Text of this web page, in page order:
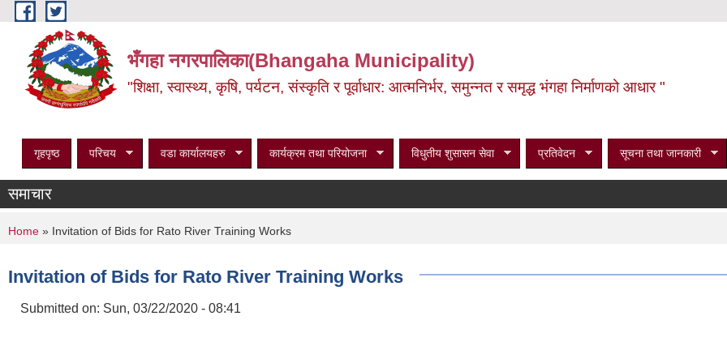
Skip to main content
भँगहा नगरपालिका(Bhangaha Municipality)
"शिक्षा, स्वास्थ्य, कृषि, पर्यटन, संस्कृति र पूर्वाधार: आत्मनिर्भर, समुन्नत र समृद्ध भंगहा निर्माणको आधार "
गृहपृष्ठ परिचय वडा कार्यालयहरु कार्यक्रम तथा परियोजना विधुतीय शुसासन सेवा प्रतिवेदन सूचना तथा जानकारी
समाचार
You are here
Home » Invitation of Bids for Rato River Training Works
Invitation of Bids for Rato River Training Works
Submitted on: Sun, 03/22/2020 - 08:41